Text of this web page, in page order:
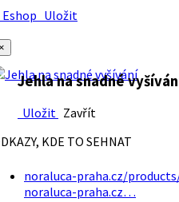
Uložit
Jehla na snadné
Uložit Zavřít
KDE TO SEHNAT
noraluca-praha.cz/
noraluca-praha.cz…